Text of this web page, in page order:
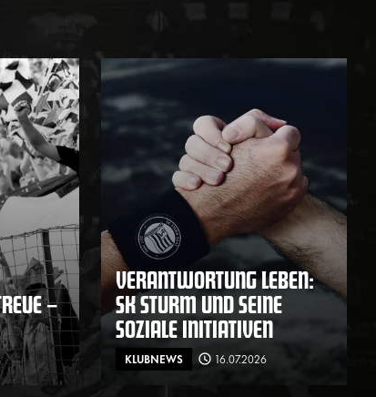
– F
VERANTWORTUNG LEBEN:
SK STURM UND SEINE
SOZIALE INITIATIVEN
KLUBNEWS 16.07.2026